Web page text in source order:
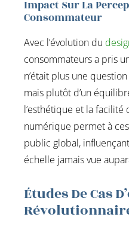
Impact Sur La
Consommateur
Avec l’évolution du
consommateurs a pris
n’était plus une
mais plutôt d’un
l’esthétique et la facilité
numérique permet à ces
public global,
échelle jamais vue
Études De Cas